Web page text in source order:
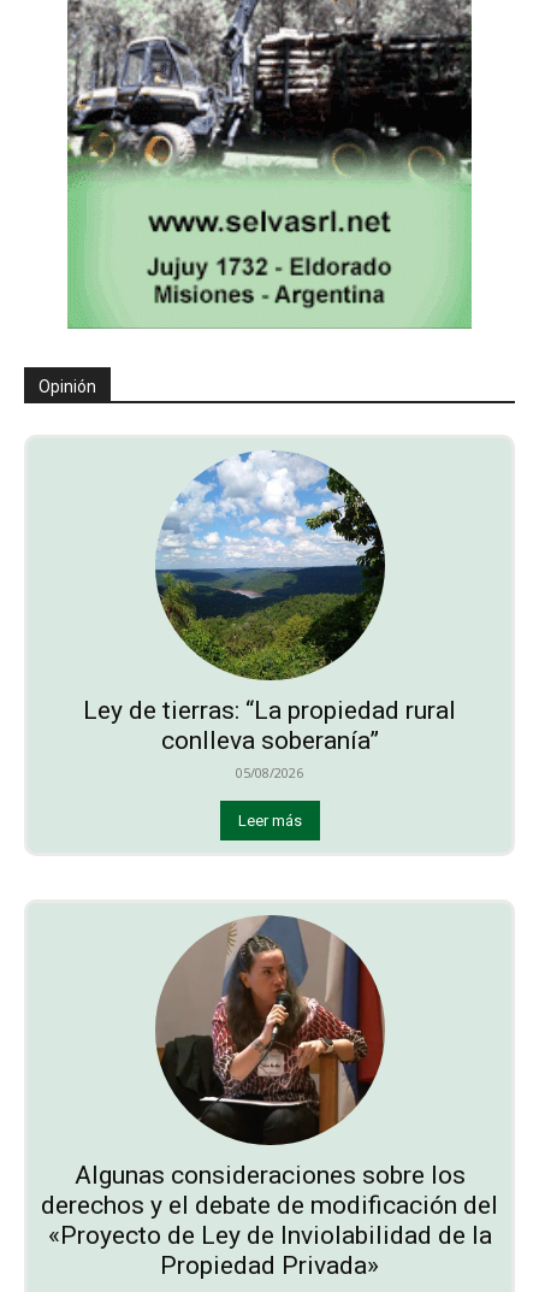
Opinión
Ley de tierras: “La propiedad rural
conlleva soberanía”
05/08/2026
Leer más
Algunas consideraciones sobre los
derechos y el debate de modificación del
«Proyecto de Ley de Inviolabilidad de la
Propiedad Privada»